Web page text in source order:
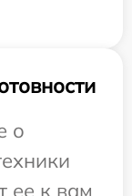
о
ее к вам